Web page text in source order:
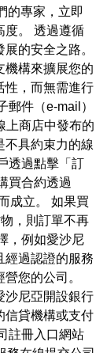
的專家，立即
度。 透過遵循
的安全之路。
機構來擴展您的
性，而無需進行
郵件（e-mail）
上商店中發布的
不具約束力的線
透過點擊「訂
買合約透過
成立。 如果買
，則訂單不再
，例如愛沙尼
經過認證的服務
您的公司。
沙尼亞開設銀行
信貸機構或支付
註冊入口網站